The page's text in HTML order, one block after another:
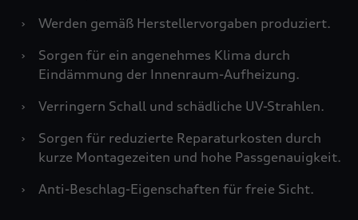
›
Werden gemäß Herstellervorgaben produziert.
›
Sorgen für ein angenehmes Klima durch
Eindämmung der Innenraum-Aufheizung.
›
Verringern Schall und schädliche UV-Strahlen.
›
Sorgen für reduzierte Reparaturkosten durch
kurze Montagezeiten und hohe Passgenauigkeit.
›
Anti-Beschlag-Eigenschaften für freie Sicht.